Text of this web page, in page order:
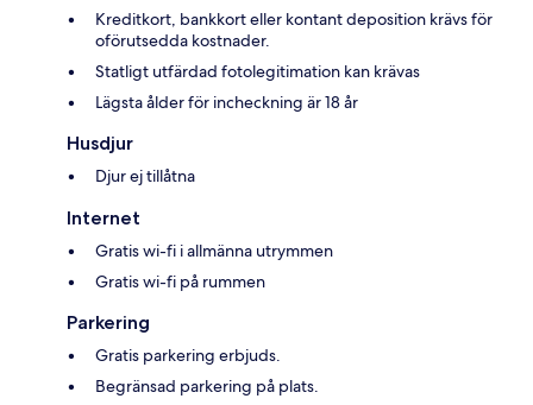
Kreditkort, bankkort eller kontant deposition krävs för
oförutsedda kostnader.
Statligt utfärdad fotolegitimation kan krävas
Lägsta ålder för incheckning är 18 år
Husdjur
Djur ej tillåtna
Internet
Gratis wi-fi i allmänna utrymmen
Gratis wi-fi på rummen
Parkering
Gratis parkering erbjuds.
Begränsad parkering på plats.